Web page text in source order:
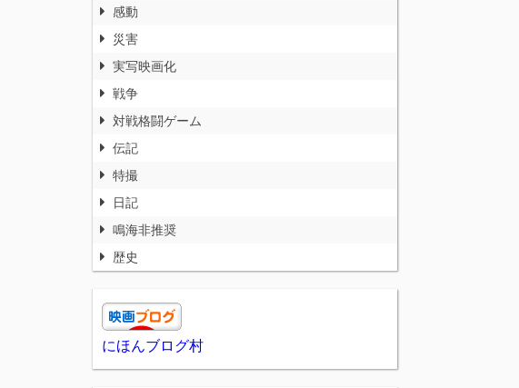
感動
災害
実写映画化
戦争
対戦格闘ゲーム
伝記
特撮
日記
鳴海非推奨
歴史
にほんブログ村